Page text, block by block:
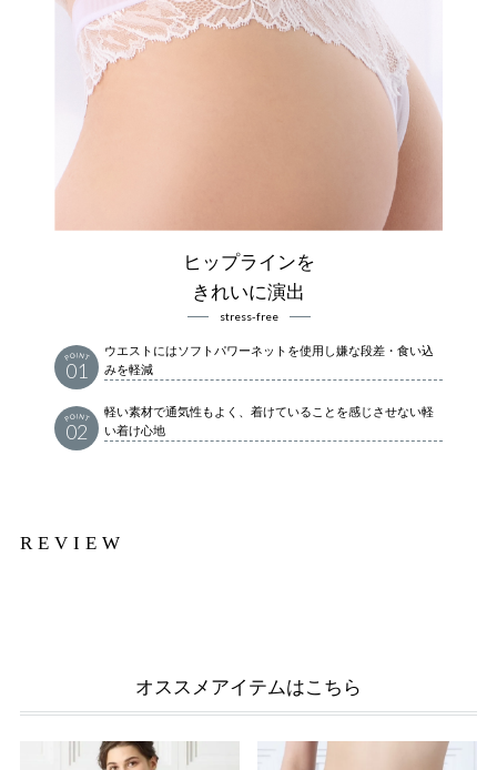
ヒップラインを
きれいに演出
stress-free
01
ウエストにはソフトパワーネットを使用し嫌な段差・食い込
みを軽減
02
軽い素材で通気性もよく、着けていることを感じさせない軽
い着け心地
REVIEW
オススメアイテムはこちら